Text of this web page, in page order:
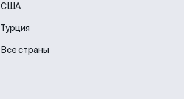
США
Турция
Все страны